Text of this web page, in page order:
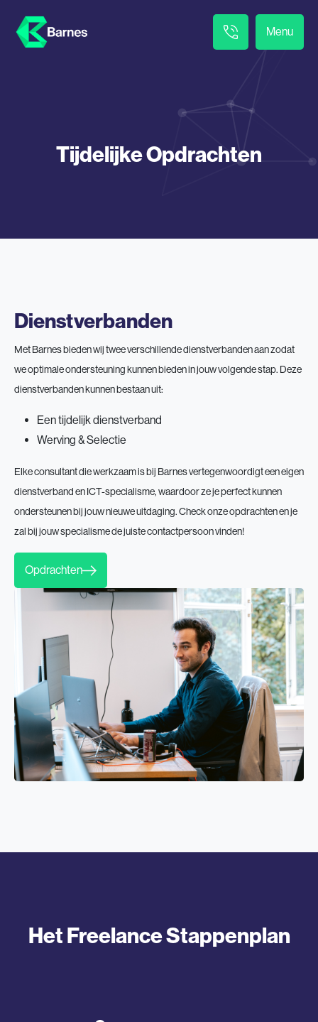
Menu
Tijdelijke Opdrachten
Dienstverbanden
Met Barnes bieden wij twee verschillende dienstverbanden aan zodat
we optimale ondersteuning kunnen bieden in jouw volgende stap. Deze
dienstverbanden kunnen bestaan uit:
Een tijdelijk dienstverband
Werving & Selectie
Elke consultant die werkzaam is bij Barnes vertegenwoordigt een eigen
dienstverband en ICT-specialisme, waardoor ze je perfect kunnen
ondersteunen bij jouw nieuwe uitdaging. Check onze opdrachten en je
zal bij jouw specialisme de juiste contactpersoon vinden!
Opdrachten
Het Freelance Stappenplan